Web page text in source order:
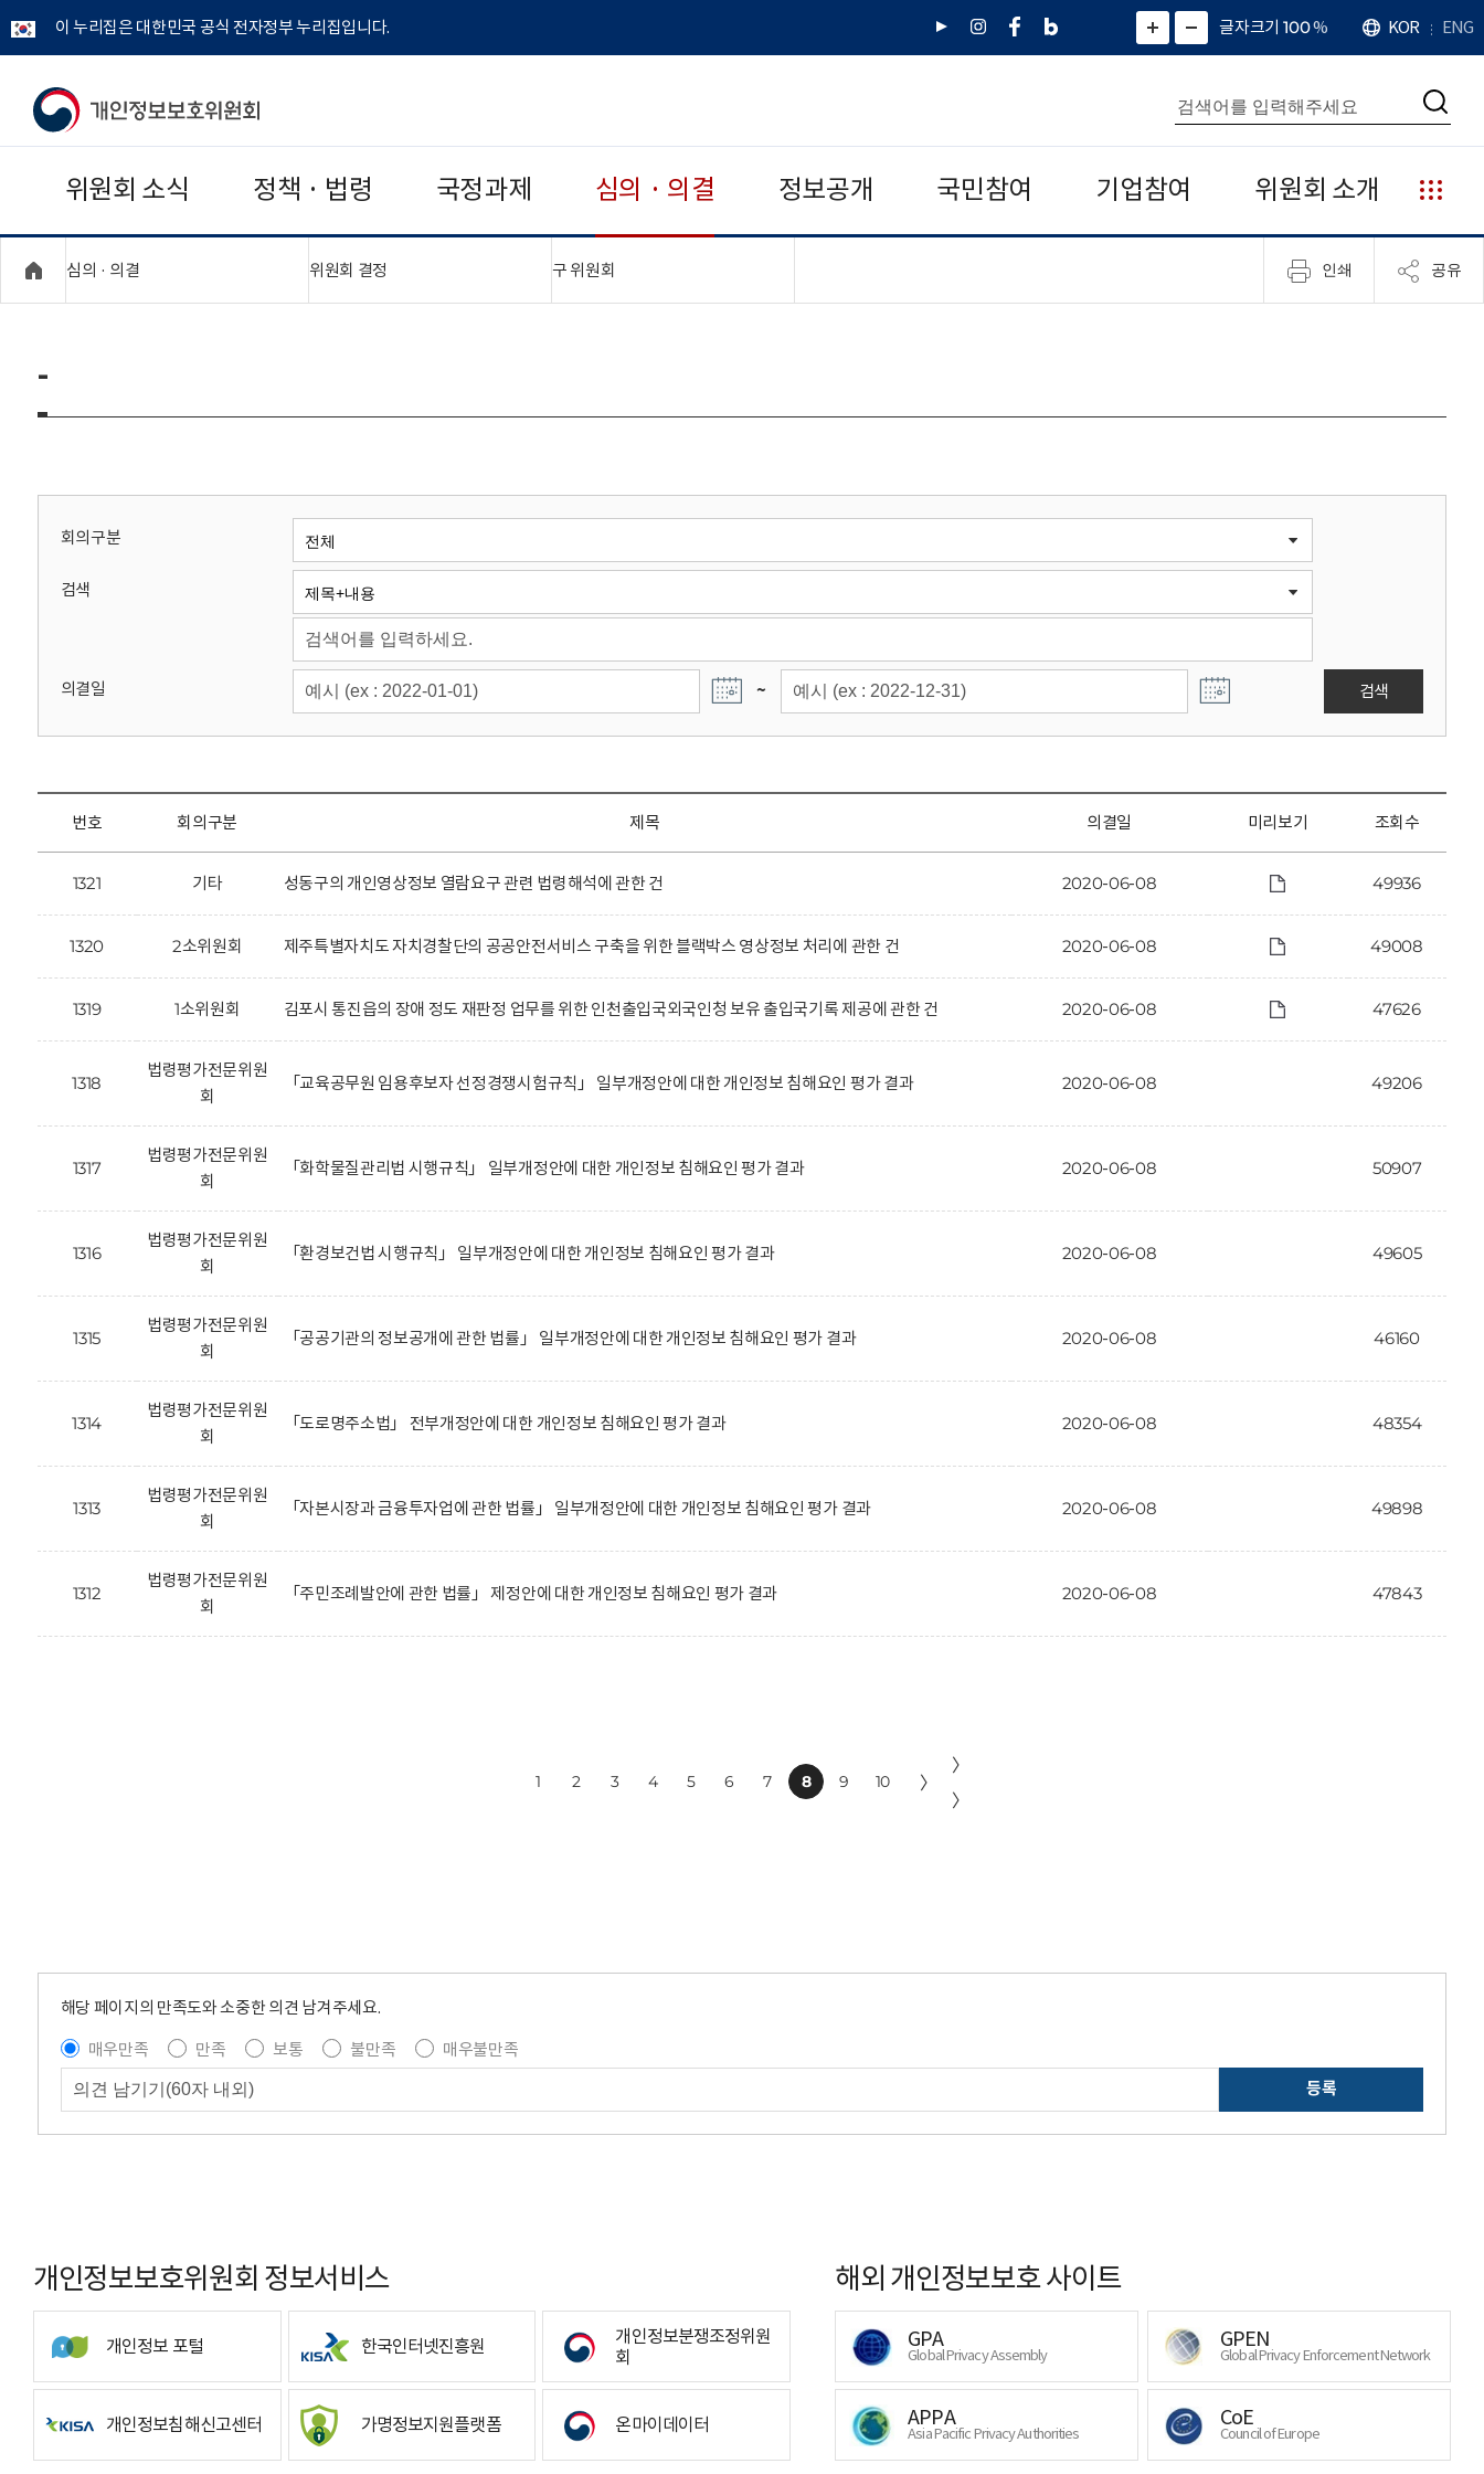
이 누리집은 대한민국 공식 전자정부 누리집입니다.
유
인
페
네
그
)
화
면
면
소
확
대
치
글자크기 100%
언
어
KOR ENG
개
보
보
위
회
통
합
검
색
검
위원회 소식 정책 · 법령 국정과제 심의 · 의결 정보공개 국민참여 기업참여 위원회 소개
누
리
집
안
심의 · 의결 위원회 결정 구 위원회 인쇄 공유
-
회의구분
검색
의결일 ~ 검색
번호 회의구분 제목 의결일 미리보기 조회수
1321 기타 성동구의 개인영상정보 열람요구 관련 법령해석에 관한 건 2020-06-08 49936
1320 2소위원회 제주특별자치도 자치경찰단의 공공안전서비스 구축을 위한 블랙박스 영상정보 처리에 관한 건 2020-06-08 49008
1319 1소위원회 김포시 통진읍의 장애 정도 재판정 업무를 위한 인천출입국외국인청 보유 출입국기록 제공에 관한 건 2020-06-08 47626
1318
법령평가전문위원
회
「교육공무원 임용후보자 선정경쟁시험규칙」 일부개정안에 대한 개인정보 침해요인 평가 결과 2020-06-08 49206
1317
법령평가전문위원
회
「화학물질관리법 시행규칙」 일부개정안에 대한 개인정보 침해요인 평가 결과 2020-06-08 50907
1316
법령평가전문위원
회
「환경보건법 시행규칙」 일부개정안에 대한 개인정보 침해요인 평가 결과 2020-06-08 49605
1315
법령평가전문위원
회
「공공기관의 정보공개에 관한 법률」 일부개정안에 대한 개인정보 침해요인 평가 결과 2020-06-08 46160
1314
법령평가전문위원
회
「도로명주소법」 전부개정안에 대한 개인정보 침해요인 평가 결과 2020-06-08 48354
1313
법령평가전문위원
회
「자본시장과 금융투자업에 관한 법률」 일부개정안에 대한 개인정보 침해요인 평가 결과 2020-06-08 49898
1312
법령평가전문위원
회
「주민조례발안에 관한 법률」 제정안에 대한 개인정보 침해요인 평가 결과 2020-06-08 47843
1 2 3 4 5 6 7 8 9 10 〉
〉
〉
해당 페이지의 만족도와 소중한 의견 남겨주세요.
매우만족
만족 보통 불만족
매우불만족
등록
개인정보보호위원회 정보서비스
개인정보 포털 한국인터넷진흥원
개인정보분쟁조정위원
회
개인정보침해신고센터 가명정보지원플랫폼 온마이데이터
해외 개인정보보호 사이트
GPA
Global Privacy Assembly
GPEN
Global Privacy Enforcement Network
APPA
Asia Pacific Privacy Authorities
CoE
Council of Europe